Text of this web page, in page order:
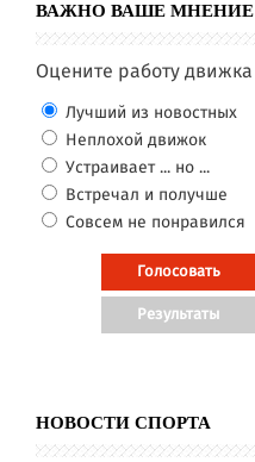
ВАЖНО ВАШЕ МНЕНИЕ
Оцените работу движка
Лучший из новостных
Неплохой движок
Устраивает ... но ...
Встречал и получше
Совсем не понравился
НОВОСТИ СПОРТА